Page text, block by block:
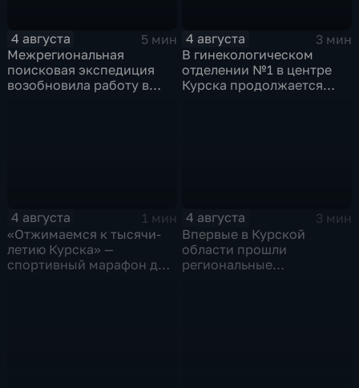
4 августа
5 мин
Межрегиональная
поисковая экспедиция
возобновила работу в
4 августа
3 мин
В гинекологическом
отделении №1 в центре
Курска продолжается
4 августа
1 мин
«Отжимаемся к тысячи-
летию Курска» —
спортивный марафон для
4 августа
3 мин
Впервые в Курской
области прошли
региональные